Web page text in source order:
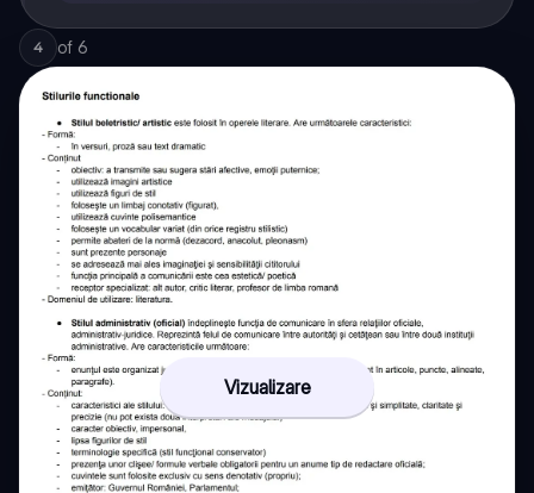
4 of 6
Vizualizare